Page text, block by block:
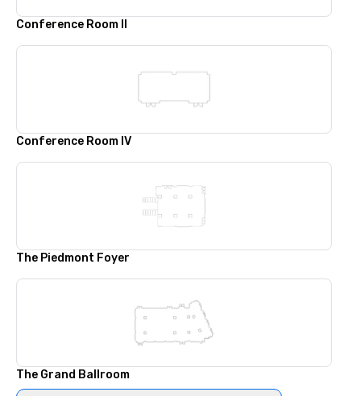
Conference Room II
Conference Room IV
The Piedmont Foyer
The Grand Ballroom